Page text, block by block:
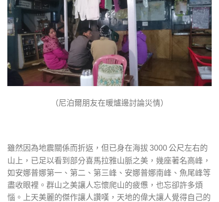
（尼泊爾朋友在暖爐邊討論災情）
雖然因為地震關係而折返，但已身在海拔3000公尺左右的
山上，已足以看到部分喜馬拉雅山脈之美，幾座著名高峰，
如安娜普娜第一、第二、第三峰、安娜普娜南峰、魚尾峰等
盡收眼裡。群山之美讓人忘懷爬山的疲憊，也忘卻許多煩
惱。上天美麗的傑作讓人讚嘆，天地的偉大讓人覺得自己的